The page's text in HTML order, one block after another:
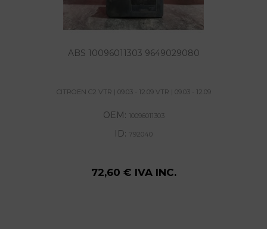
ABS 10096011303 9649029080
CITROEN C2 VTR | 09.03 - 12.09 VTR | 09.03 - 12.09
OEM: 10096011303
ID: 792040
72,60 € IVA INC.